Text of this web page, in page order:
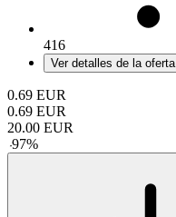
416
Ver detalles de la oferta
0.69 EUR
0.69 EUR
20.00 EUR
-97%